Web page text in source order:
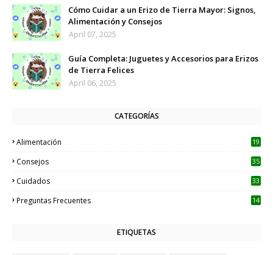
Cómo Cuidar a un Erizo de Tierra Mayor: Signos,
Alimentación y Consejos
April 07, 2025
Guía Completa: Juguetes y Accesorios para Erizos
de Tierra Felices
April 06, 2025
CATEGORÍAS
Alimentación 19
Consejos 35
Cuidados 33
Preguntas Frecuentes 14
ETIQUETAS